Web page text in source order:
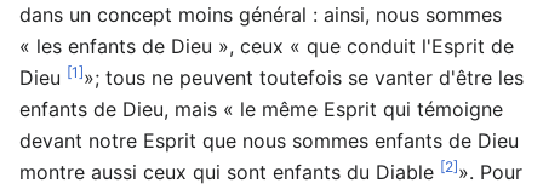
dans un concept moins général : ainsi, nous sommes
« les enfants de Dieu », ceux « que conduit l'Esprit de
Dieu [1]»; tous ne peuvent toutefois se vanter d'être les
enfants de Dieu, mais « le même Esprit qui témoigne
devant notre Esprit que nous sommes enfants de Dieu
montre aussi ceux qui sont enfants du Diable [2]». Pour